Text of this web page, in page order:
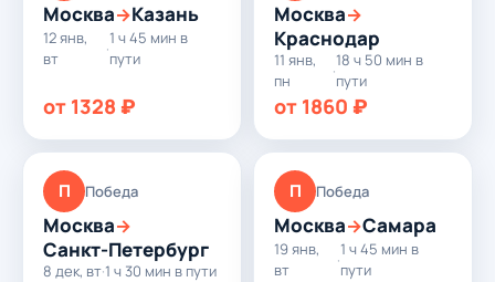
Москва→Казань
12 янв,
вт
·
1 ч 45 мин в
пути
от 1328 ₽
Москва→
Краснодар
11 янв,
пн
·
18 ч 50 мин в
пути
от 1860 ₽
П Победа
Москва→
Санкт-Петербург
8 дек, вт·1 ч 30 мин в пути
П Победа
Москва→Самара
19 янв,
вт
·
1 ч 45 мин в
пути